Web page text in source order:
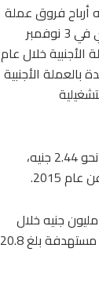
645 مليون جنيه أرباح فروق عملة
بعد تحرير سعر الصرف من قبل البنك المركزي في 3 نوفمبر
الأجنبية خلال عام
بالعملة الأجنبية
ليبلغ نصيب السهم في الأرباح عن عام 2016 نحو 2.44 جنيه،
تستهدف الشركة تحقيق صافي أرباح 823.1 مليون جنيه خلال